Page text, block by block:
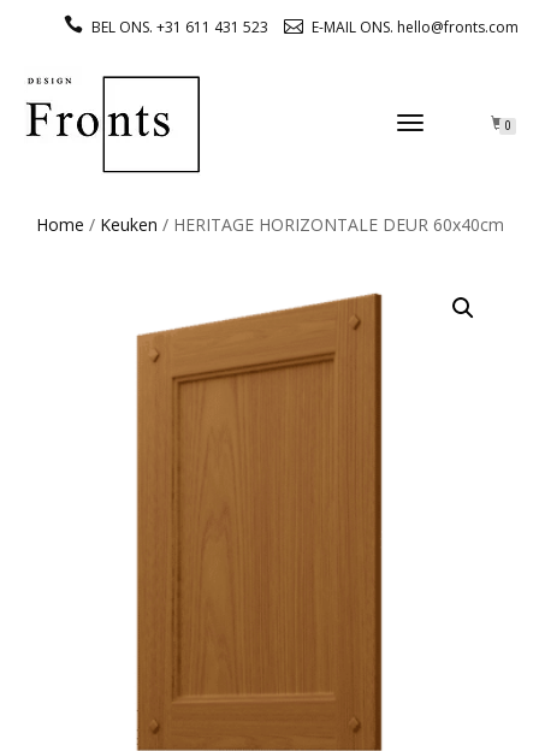
BEL ONS. +31 611 431 523 E-MAIL ONS. hello@fronts.com
TOGGLE
0
Home / Keuken / HERITAGE HORIZONTALE DEUR 60x40cm